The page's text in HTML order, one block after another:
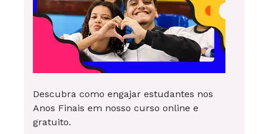
Descubra como engajar estudantes nos
Anos Finais em nosso curso online e
gratuito.